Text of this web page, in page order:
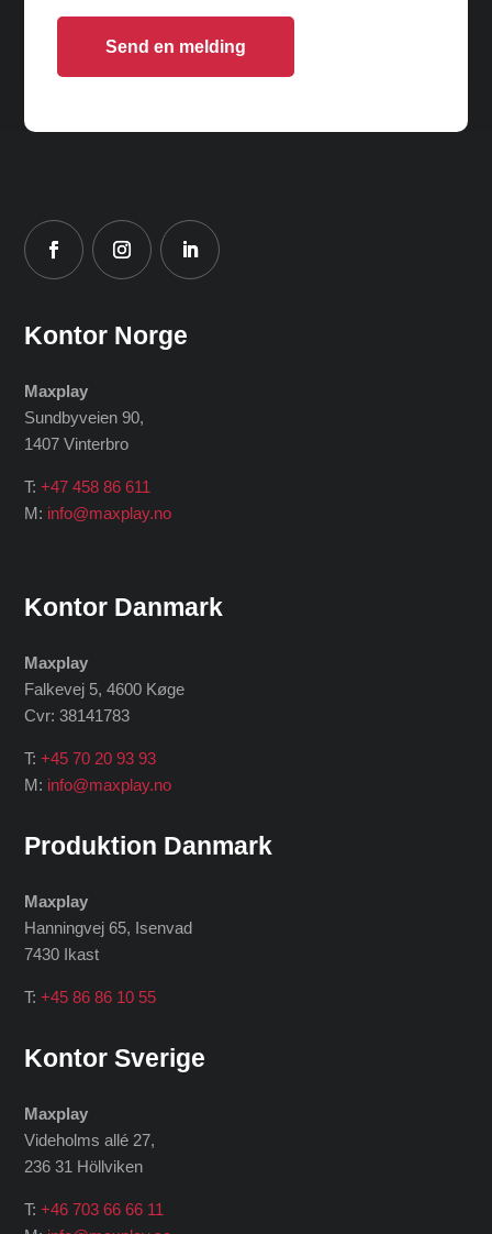
Send en melding
Kontor Norge
Maxplay
Sundbyveien 90,
1407 Vinterbro
T:+47 458 86 611
M: info@maxplay.no
Kontor Danmark
Maxplay
Falkevej 5, 4600 Køge
Cvr: 38141783
T:+45 70 20 93 93
M: info@maxplay.no
Produktion Danmark
Maxplay
Hanningvej 65, Isenvad
7430 Ikast
T:+45 86 86 10 55
Kontor Sverige
Maxplay
Videholms allé 27,
236 31 Höllviken
T:+46 703 66 66 11